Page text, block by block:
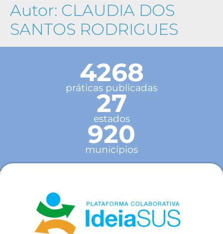
Autor: CLAUDIA DOS
SANTOS RODRIGUES
4268
práticas publicadas
27
estados
920
municípios